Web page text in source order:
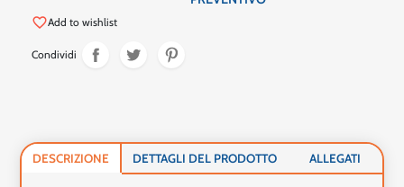
favorite_borderAdd to wishlist
Condividi
DESCRIZIONE DETTAGLI DEL PRODOTTO ALLEGATI